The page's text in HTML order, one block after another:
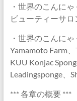
・世界のこんに
ビューティーサ
・世界のこんに
Yamamoto Farm、
KUU Konjac
Leadingsponge、
*** 各章の概要 ***